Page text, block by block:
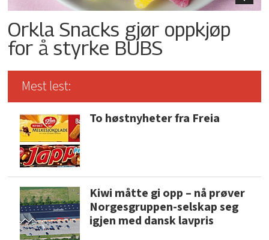
Orkla Snacks gjør oppkjøp
for å styrke BUBS
Mest lest:
To høstnyheter fra Freia
Kiwi måtte gi opp – nå prøver
Norgesgruppen-selskap seg
igjen med dansk lavpris